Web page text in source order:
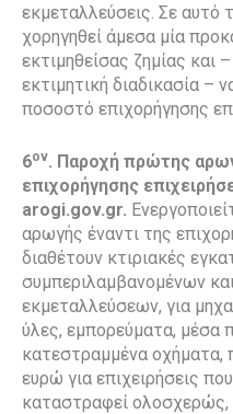
εκμεταλλεύσεις. Σε αυτό
χορηγηθεί άμεσα μία
εκτιμηθείσας ζημίας και
εκτιμητική διαδικασία –
ποσοστό επιχορήγησης
6ον. Παροχή πρώτης
επιχορήγησης
arogi.gov.gr.
αρωγής έναντι της
διαθέτουν κτιριακές
συμπεριλαμβανομένων
εκμεταλλεύσεων, για
ύλες, εμπορεύματα, μέσα
κατεστραμμένα οχήματα,
ευρώ για επιχειρήσεις
καταστραφεί ολοσχερώς,